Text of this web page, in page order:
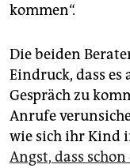
kommen“.
Die beiden
Eindruck, dass es
Gespräch zu
Anrufe
wie sich ihr Kind
Angst, dass